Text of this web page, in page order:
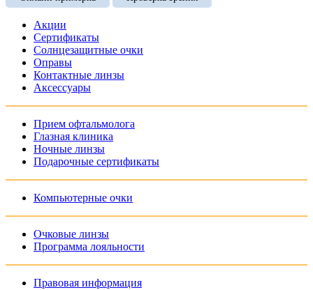
Акции
Сертификаты
Солнцезащитные очки
Оправы
Контактные линзы
Аксессуары
Прием офтальмолога
Глазная клиника
Ночные линзы
Подарочные сертификаты
Компьютерные очки
Очковые линзы
Программа лояльности
Правовая информация